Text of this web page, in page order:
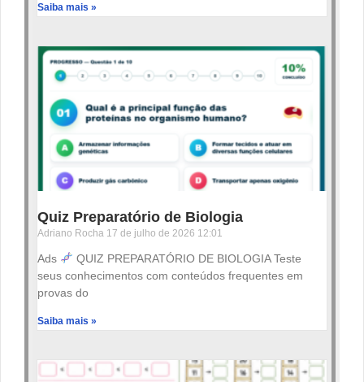
Saiba mais »
Quiz Preparatório de Biologia
Adriano Rocha 17 de julho de 2026 12:01
Ads
QUIZ PREPARATÓRIO DE BIOLOGIA Teste
seus conhecimentos com conteúdos frequentes em
provas do
Saiba mais »